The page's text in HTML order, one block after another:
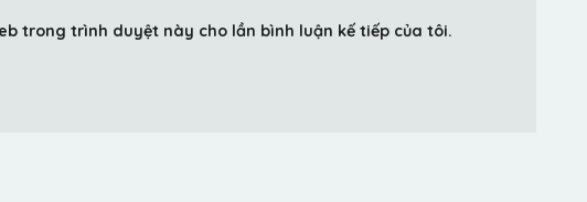
trong trình duyệt này cho lần bình luận kế tiếp của tôi.